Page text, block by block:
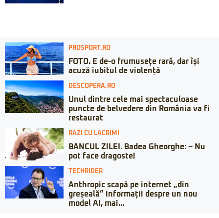
PROSPORT.RO
FOTO. E de-o frumusețe rară, dar își
acuză iubitul de violență
DESCOPERA.RO
Unul dintre cele mai spectaculoase
puncte de belvedere din România va fi
restaurat
RAZI CU LACRIMI
BANCUL ZILEI. Badea Gheorghe: – Nu
pot face dragoste!
TECHRIDER
Anthropic scapă pe internet „din
greșeală” informații despre un nou
model AI, mai...